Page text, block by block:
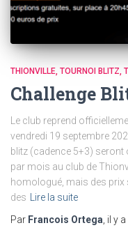
THIONVILLE TOURNOI BLITZ
Challenge
Le club reprend
vendredi 19 septembre
blitz (cadence 5+3) seront
par mois au club de
homologué, mais des
des Lire la suite
Par Francois Ortega , il y a